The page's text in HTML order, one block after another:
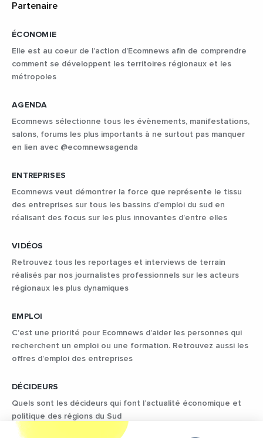
ÉCONOMIE
Elle est au coeur de l’action d’Ecomnews afin de comprendre
comment se développent les territoires régionaux et les
métropoles
AGENDA
Ecomnews sélectionne tous les évènements, manifestations,
salons, forums les plus importants à ne surtout pas manquer
en lien avec @ecomnewsagenda
ENTREPRISES
Ecomnews veut démontrer la force que représente le tissu
des entreprises sur tous les bassins d’emploi du sud en
réalisant des focus sur les plus innovantes d’entre elles
VIDÉOS
Retrouvez tous les reportages et interviews de terrain
réalisés par nos journalistes professionnels sur les acteurs
régionaux les plus dynamiques
EMPLOI
C’est une priorité pour Ecomnews d’aider les personnes qui
recherchent un emploi ou une formation. Retrouvez aussi les
offres d’emploi des entreprises
DÉCIDEURS
Quels sont les décideurs qui font l’actualité économique et
politique des régions du Sud